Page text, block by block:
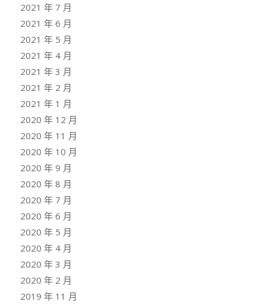
2021 年 7 月
2021 年 6 月
2021 年 5 月
2021 年 4 月
2021 年 3 月
2021 年 2 月
2021 年 1 月
2020 年 12 月
2020 年 11 月
2020 年 10 月
2020 年 9 月
2020 年 8 月
2020 年 7 月
2020 年 6 月
2020 年 5 月
2020 年 4 月
2020 年 3 月
2020 年 2 月
2019 年 11 月